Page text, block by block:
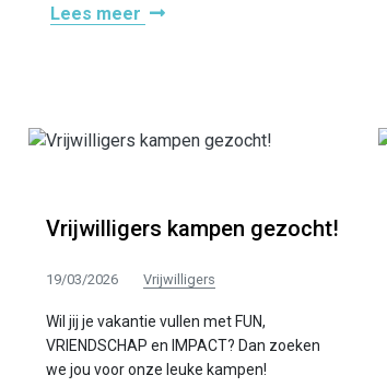
Lees meer
Vrijwilligers kampen gezocht!
19/03/2026 Vrijwilligers
Wil jij je vakantie vullen met FUN,
VRIENDSCHAP en IMPACT? Dan zoeken
we jou voor onze leuke kampen!